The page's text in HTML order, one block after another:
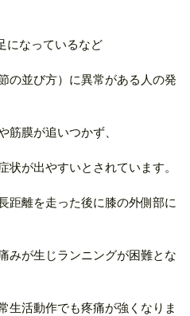
になっているなど
の並び方）に異常がある人の発
筋膜が追いつかず、
状が出やすいとされています。
距離を走った後に膝の外側部に
みが生じランニングが困難とな
生活動作でも疼痛が強くなりま